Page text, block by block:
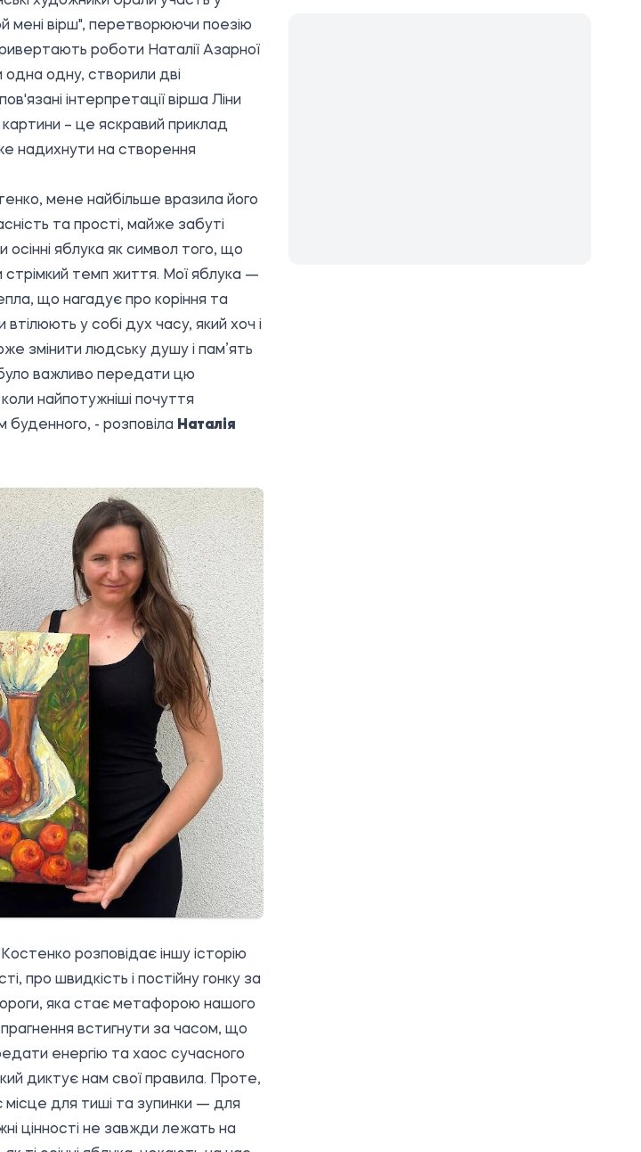
мені вірш", перетворюючи поезію
роботи Наталії Азарної
одна одну, створили дві
інтерпретації вірша Ліни
– це яскравий приклад
надихнути на створення
мене найбільше вразила його
та прості, майже забуті
осінні яблука як символ того, що
стрімкий темп життя. Мої яблука —
що нагадує про коріння та
у собі дух часу, який хоч і
змінити людську душу і пам’ять
важливо передати цю
найпотужніші почуття
буденного, - розповіла Наталія
розповідає іншу історію
про швидкість і постійну гонку за
яка стає метафорою нашого
встигнути за часом, що
енергію та хаос сучасного
диктує нам свої правила. Проте,
місце для тиші та зупинки — для
цінності не завжди лежать на